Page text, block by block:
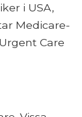
i USA,
Medicare-
Care